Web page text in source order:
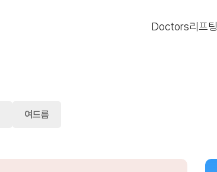
Doctors리프팅
여드름